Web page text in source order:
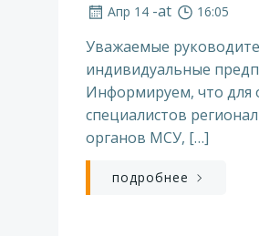
Апр 14 -at 16:05
Уважаемые
индивидуальные
Информируем, что для
специалистов
органов МСУ, […]
подробнее